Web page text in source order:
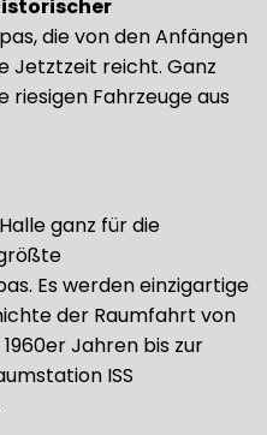
die von den Anfängen
Jetztzeit reicht. Ganz
riesigen Fahrzeuge aus
ganz für die
Es werden einzigartige
der Raumfahrt von
Jahren bis zur
ISS